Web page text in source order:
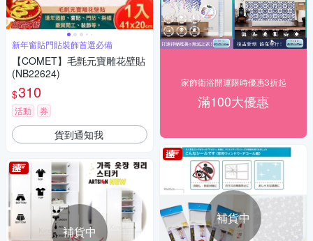
新年窗貼門貼裝飾首選必備
【COMET】毛氈元寶雕花壁貼
(NB22624)
$310
活動 券
貨到通知我
補貨中
家飾衛浴開運限時優惠3折起
滿100大優惠
補貨中